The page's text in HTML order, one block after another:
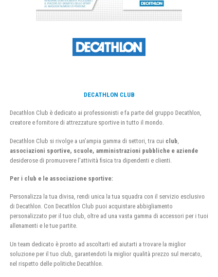
DECATHLON CLUB
Decathlon Club è dedicato ai professionisti e fa parte del gruppo Decathlon,
creatore e fornitore di attrezzature sportive in tutto il mondo.
Decathlon Club si rivolge a un’ampia gamma di settori, tra cui club
associazioni sportive, scuole, amministrazioni pubbliche e aziende
desiderose di promuovere l’attività fisica tra dipendenti e clienti.
Per i club e le associazione sportive:
Personalizza la tua divisa, rendi unica la tua squadra con il servizio esclusivo
di Decathlon. Con Decathlon Club puoi acquistare abbigliamento
personalizzato per il tuo club, oltre ad una vasta gamma di accessori per i tuoi
allenamenti e le tue partite.
Un team dedicato è pronto ad ascoltarti ed aiutarti a trovare la miglior
soluzione per il tuo club, garantendoti la miglior qualità prezzo sul mercato,
nel rispetto delle politiche Decathlon.